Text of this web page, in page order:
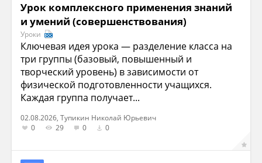
Урок комплексного применения знаний
и умений (совершенствования)
Уроки
Ключевая идея урока — разделение класса на
три группы (базовый, повышенный и
творческий уровень) в зависимости от
физической подготовленности учащихся.
Каждая группа получает...
02.08.2026, Тупикин Николай Юрьевич
0
29 0 0